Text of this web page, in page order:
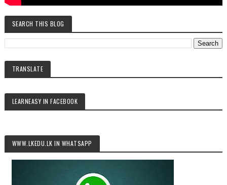
SEARCH THIS BLOG
TRANSLATE
LEARNEASY IN FACEBOOK
WWW.LKEDU.LK IN WHATSAPP